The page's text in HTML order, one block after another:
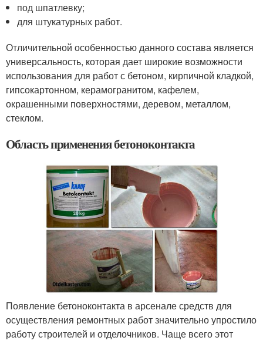
под шпатлевку;
для штукатурных работ.
Отличительной особенностью данного состава является
универсальность, которая дает широкие возможности
использования для работ с бетоном, кирпичной кладкой,
гипсокартонном, керамогранитом, кафелем,
окрашенными поверхностями, деревом, металлом,
стеклом.
Область применения бетоноконтакта
Появление бетоноконтакта в арсенале средств для
осуществления ремонтных работ значительно упростило
работу строителей и отделочников. Чаще всего этот